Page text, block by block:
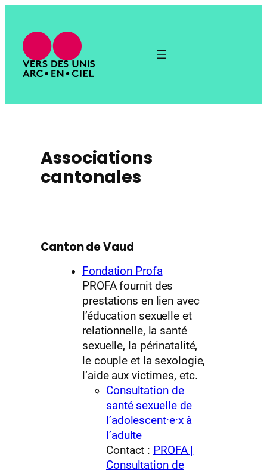
Associations
cantonales
Canton de Vaud
Fondation Profa
PROFA fournit des
prestations en lien avec
l’éducation sexuelle et
relationnelle, la santé
sexuelle, la périnatalité,
le couple et la sexologie,
l’aide aux victimes, etc.
Consultation de
santé sexuelle de
l’adolescent·e·x à
l’adulte
Contact : PROFA |
Consultation de